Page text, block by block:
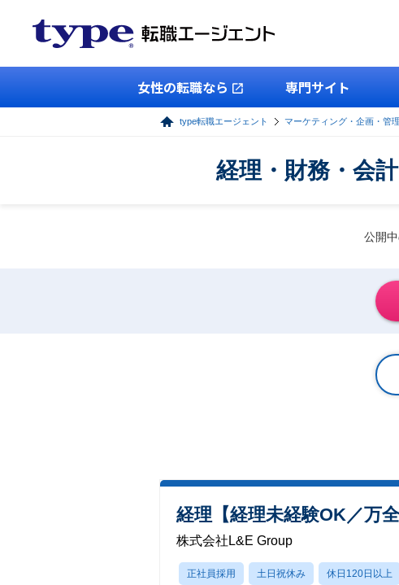
女性の転職なら 専門サイト
type転職エージェント マーケティング・企画・管
経理・財務・会
公開
経理【経理未経験OK／万
株式会社L&E Group
正社員採用 土日祝休み 休日120日以上